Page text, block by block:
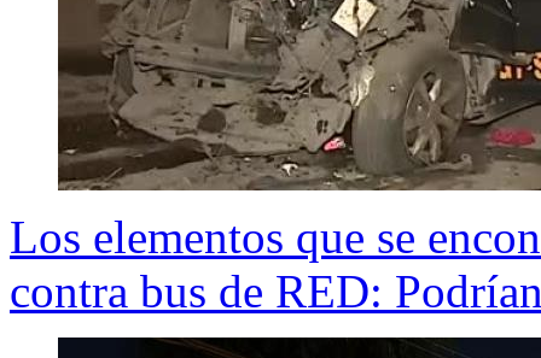
Los elementos que se
contra bus de RED: